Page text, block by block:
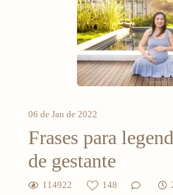
06 de Jan de 2022
Frases para
de gestante
114922 148